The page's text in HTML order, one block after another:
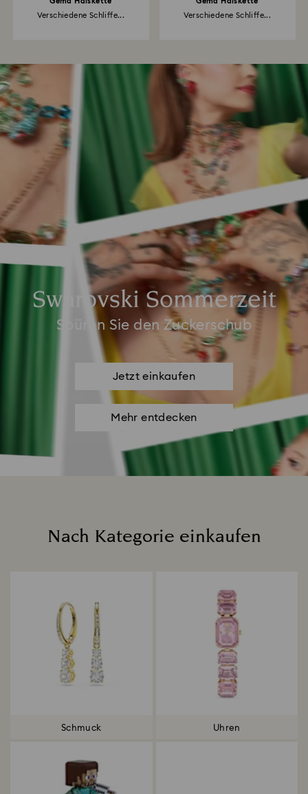
Verschiedene Schliffe...
Verschiedene Schliffe...
Swarovski Sommerzeit
Spüren Sie den Zuckerschub
Jetzt einkaufen
Mehr entdecken
Nach Kategorie einkaufen
Schmuck Uhren